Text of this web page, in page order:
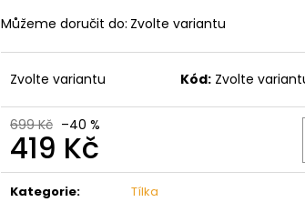
Můžeme doručit do: Zvolte variantu
Zvolte variantu Kód: Zvolte
699 Kč –40 %
419 Kč
Měrná
cena:
Kategorie:
Tílka